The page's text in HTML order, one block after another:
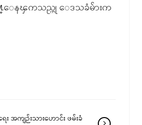
႔္ေနၾကသည္ဟု ေဒသခံမ်ားက
အကျဉ်းသားဟောင်း ဖမ်းခံ